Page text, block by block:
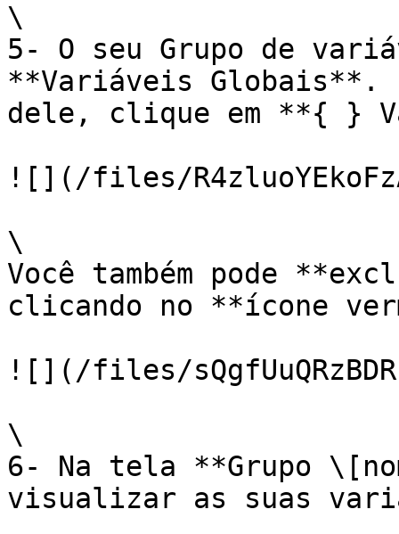
\
5- O seu Grupo de
**Variáveis
dele, clique em **{ }
![](/files/
\
Você também pode
clicando no **ícone
![](/files/
\
6- Na tela **Grupo
visualizar as suas